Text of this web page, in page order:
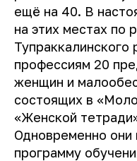
ещё на 40. В
на этих местах по
Тупраккалинского
профессиям 20
женщин и
состоящих в
«Женской
Одновременно они
программу